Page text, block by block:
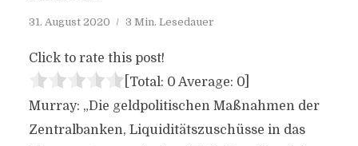
31. August 2020 3 Min. Lesedauer
Click to rate this post!
[Total: 0 Average: 0]
Murray: „Die geldpolitischen Maßnahmen der
Zentralbanken, Liquiditätszuschüsse in das